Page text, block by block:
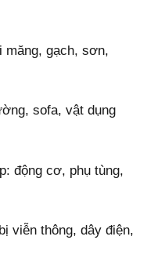
gạch, sơn,
sofa, vật dụng
động cơ, phụ tùng,
viễn thông, dây điện,